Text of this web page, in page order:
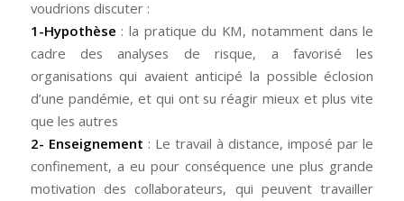
voudrions discuter :
1-Hypothèse : la pratique du KM, notamment dans le
cadre des analyses de risque, a favorisé les
organisations qui avaient anticipé la possible éclosion
d’une pandémie, et qui ont su réagir mieux et plus vite
que les autres
2- Enseignement : Le travail à distance, imposé par le
confinement, a eu pour conséquence une plus grande
motivation des collaborateurs, qui peuvent travailler